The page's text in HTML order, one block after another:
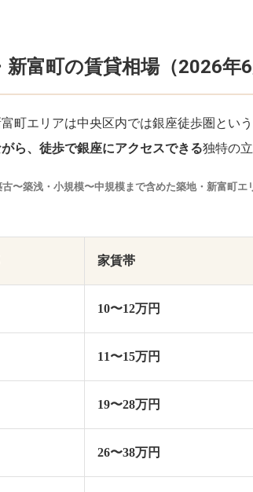
新富町の賃貸相場（2026年6
町エリアは中央区内では銀座徒歩圏とい
ら、徒歩で銀座にアクセスできる独特の
古〜築浅・小規模〜中規模まで含めた築地・新富町エ
家賃帯
10〜12万円
11〜15万円
19〜28万円
26〜38万円